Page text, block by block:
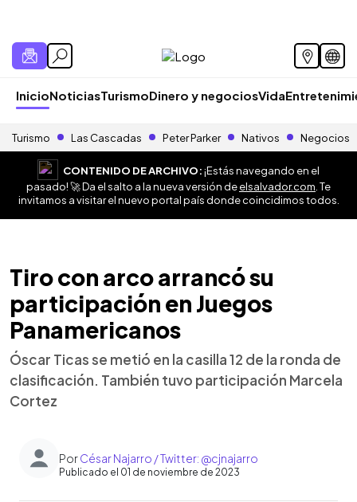
InicioNoticiasTurismoDinero y negociosVida
Turismo Las Cascadas Peter Parker Nativos Negocios
CONTENIDO DE ARCHIVO:¡Estás navegando en el
pasado! 🚀 Da el salto a la nueva versión deelsalvador.com . Te
invitamos a visitar el nuevo portal país donde coincidimos todos.
Tiro con arco arrancó su
participación en Juegos
Panamericanos
Óscar Ticas se metió en la casilla 12 de la ronda de
clasificación. También tuvo participación Marcela
Cortez
PorCésar Najarro / Twitter: @cjnajarro
Publicado el 01 de noviembre de 2023